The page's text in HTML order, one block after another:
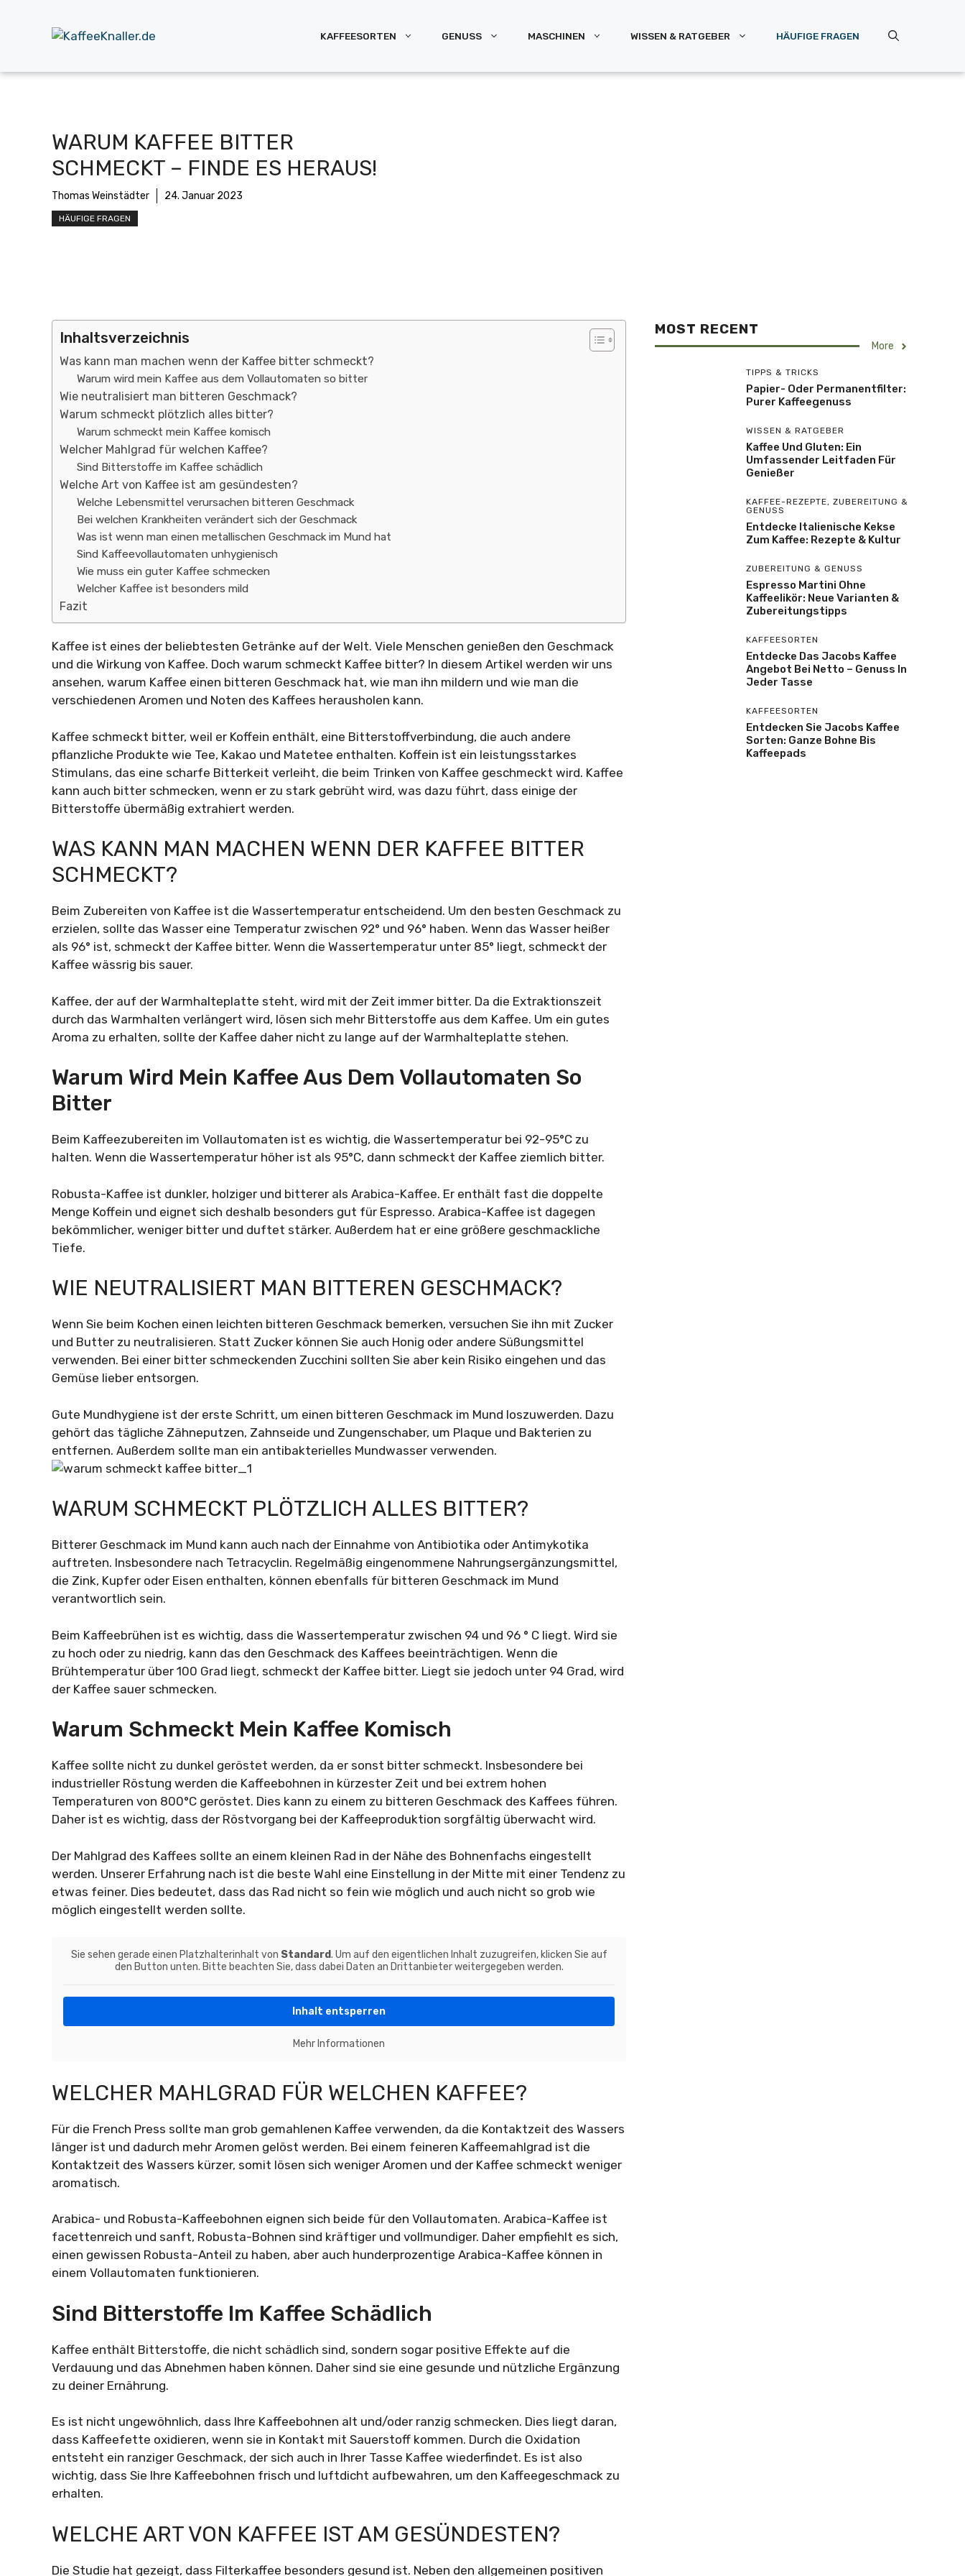
KAFFEESORTEN GENUSS MASCHINEN WISSEN & RATGEBER HÄUFIGE FRAGEN
WARUM KAFFEE BITTER
SCHMECKT – FINDE ES HERAUS!
Thomas Weinstädter 24. Januar 2023
HÄUFIGE FRAGEN
Inhaltsverzeichnis
Was kann man machen wenn der Kaffee bitter schmeckt?
Warum wird mein Kaffee aus dem Vollautomaten so bitter
Wie neutralisiert man bitteren Geschmack?
Warum schmeckt plötzlich alles bitter?
Warum schmeckt mein Kaffee komisch
Welcher Mahlgrad für welchen Kaffee?
Sind Bitterstoffe im Kaffee schädlich
Welche Art von Kaffee ist am gesündesten?
Welche Lebensmittel verursachen bitteren Geschmack
Bei welchen Krankheiten verändert sich der Geschmack
Was ist wenn man einen metallischen Geschmack im Mund hat
Sind Kaffeevollautomaten unhygienisch
Wie muss ein guter Kaffee schmecken
Welcher Kaffee ist besonders mild
Fazit
Kaffee ist eines der beliebtesten Getränke auf der Welt. Viele Menschen genießen den Geschmack
und die Wirkung von Kaffee. Doch warum schmeckt Kaffee bitter? In diesem Artikel werden wir uns
ansehen, warum Kaffee einen bitteren Geschmack hat, wie man ihn mildern und wie man die
verschiedenen Aromen und Noten des Kaffees herausholen kann.
Kaffee schmeckt bitter, weil er Koffein enthält, eine Bitterstoffverbindung, die auch andere
pflanzliche Produkte wie Tee, Kakao und Matetee enthalten. Koffein ist ein leistungsstarkes
Stimulans, das eine scharfe Bitterkeit verleiht, die beim Trinken von Kaffee geschmeckt wird. Kaffee
kann auch bitter schmecken, wenn er zu stark gebrüht wird, was dazu führt, dass einige der
Bitterstoffe übermäßig extrahiert werden.
WAS KANN MAN MACHEN WENN DER KAFFEE BITTER
SCHMECKT?
Beim Zubereiten von Kaffee ist die Wassertemperatur entscheidend. Um den besten Geschmack zu
erzielen, sollte das Wasser eine Temperatur zwischen 92° und 96° haben. Wenn das Wasser heißer
als 96° ist, schmeckt der Kaffee bitter. Wenn die Wassertemperatur unter 85° liegt, schmeckt der
Kaffee wässrig bis sauer.
Kaffee, der auf der Warmhalteplatte steht, wird mit der Zeit immer bitter. Da die Extraktionszeit
durch das Warmhalten verlängert wird, lösen sich mehr Bitterstoffe aus dem Kaffee. Um ein gutes
Aroma zu erhalten, sollte der Kaffee daher nicht zu lange auf der Warmhalteplatte stehen.
Warum Wird Mein Kaffee Aus Dem Vollautomaten So
Bitter
Beim Kaffeezubereiten im Vollautomaten ist es wichtig, die Wassertemperatur bei 92-95°C zu
halten. Wenn die Wassertemperatur höher ist als 95°C, dann schmeckt der Kaffee ziemlich bitter.
Robusta-Kaffee ist dunkler, holziger und bitterer als Arabica-Kaffee. Er enthält fast die doppelte
Menge Koffein und eignet sich deshalb besonders gut für Espresso. Arabica-Kaffee ist dagegen
bekömmlicher, weniger bitter und duftet stärker. Außerdem hat er eine größere geschmackliche
Tiefe.
WIE NEUTRALISIERT MAN BITTEREN GESCHMACK?
Wenn Sie beim Kochen einen leichten bitteren Geschmack bemerken, versuchen Sie ihn mit Zucker
und Butter zu neutralisieren. Statt Zucker können Sie auch Honig oder andere Süßungsmittel
verwenden. Bei einer bitter schmeckenden Zucchini sollten Sie aber kein Risiko eingehen und das
Gemüse lieber entsorgen.
Gute Mundhygiene ist der erste Schritt, um einen bitteren Geschmack im Mund loszuwerden. Dazu
gehört das tägliche Zähneputzen, Zahnseide und Zungenschaber, um Plaque und Bakterien zu
entfernen. Außerdem sollte man ein antibakterielles Mundwasser verwenden.
WARUM SCHMECKT PLÖTZLICH ALLES BITTER?
Bitterer Geschmack im Mund kann auch nach der Einnahme von Antibiotika oder Antimykotika
auftreten. Insbesondere nach Tetracyclin. Regelmäßig eingenommene Nahrungsergänzungsmittel,
die Zink, Kupfer oder Eisen enthalten, können ebenfalls für bitteren Geschmack im Mund
verantwortlich sein.
Beim Kaffeebrühen ist es wichtig, dass die Wassertemperatur zwischen 94 und 96 ° C liegt. Wird sie
zu hoch oder zu niedrig, kann das den Geschmack des Kaffees beeinträchtigen. Wenn die
Brühtemperatur über 100 Grad liegt, schmeckt der Kaffee bitter. Liegt sie jedoch unter 94 Grad, wird
der Kaffee sauer schmecken.
Warum Schmeckt Mein Kaffee Komisch
Kaffee sollte nicht zu dunkel geröstet werden, da er sonst bitter schmeckt. Insbesondere bei
industrieller Röstung werden die Kaffeebohnen in kürzester Zeit und bei extrem hohen
Temperaturen von 800°C geröstet. Dies kann zu einem zu bitteren Geschmack des Kaffees führen.
Daher ist es wichtig, dass der Röstvorgang bei der Kaffeeproduktion sorgfältig überwacht wird.
Der Mahlgrad des Kaffees sollte an einem kleinen Rad in der Nähe des Bohnenfachs eingestellt
werden. Unserer Erfahrung nach ist die beste Wahl eine Einstellung in der Mitte mit einer Tendenz zu
etwas feiner. Dies bedeutet, dass das Rad nicht so fein wie möglich und auch nicht so grob wie
möglich eingestellt werden sollte.
Sie sehen gerade einen Platzhalterinhalt von Standard. Um auf den eigentlichen Inhalt zuzugreifen, klicken Sie auf
den Button unten. Bitte beachten Sie, dass dabei Daten an Drittanbieter weitergegeben werden.
Inhalt entsperren
Mehr Informationen
WELCHER MAHLGRAD FÜR WELCHEN KAFFEE?
Für die French Press sollte man grob gemahlenen Kaffee verwenden, da die Kontaktzeit des Wassers
länger ist und dadurch mehr Aromen gelöst werden. Bei einem feineren Kaffeemahlgrad ist die
Kontaktzeit des Wassers kürzer, somit lösen sich weniger Aromen und der Kaffee schmeckt weniger
aromatisch.
Arabica- und Robusta-Kaffeebohnen eignen sich beide für den Vollautomaten. Arabica-Kaffee ist
facettenreich und sanft, Robusta-Bohnen sind kräftiger und vollmundiger. Daher empfiehlt es sich,
einen gewissen Robusta-Anteil zu haben, aber auch hunderprozentige Arabica-Kaffee können in
einem Vollautomaten funktionieren.
Sind Bitterstoffe Im Kaffee Schädlich
Kaffee enthält Bitterstoffe, die nicht schädlich sind, sondern sogar positive Effekte auf die
Verdauung und das Abnehmen haben können. Daher sind sie eine gesunde und nützliche Ergänzung
zu deiner Ernährung.
Es ist nicht ungewöhnlich, dass Ihre Kaffeebohnen alt und/oder ranzig schmecken. Dies liegt daran,
dass Kaffeefette oxidieren, wenn sie in Kontakt mit Sauerstoff kommen. Durch die Oxidation
entsteht ein ranziger Geschmack, der sich auch in Ihrer Tasse Kaffee wiederfindet. Es ist also
wichtig, dass Sie Ihre Kaffeebohnen frisch und luftdicht aufbewahren, um den Kaffeegeschmack zu
erhalten.
WELCHE ART VON KAFFEE IST AM GESÜNDESTEN?
Die Studie hat gezeigt, dass Filterkaffee besonders gesund ist. Neben den allgemeinen positiven
MOST RECENT
More
TIPPS & TRICKS
Papier- Oder Permanentfilter:
Purer Kaffeegenuss
WISSEN & RATGEBER
Kaffee Und Gluten: Ein
Umfassender Leitfaden Für
Genießer
KAFFEE-REZEPTE, ZUBEREITUNG &
GENUSS
Entdecke Italienische Kekse
Zum Kaffee: Rezepte & Kultur
ZUBEREITUNG & GENUSS
Espresso Martini Ohne
Kaffeelikör: Neue Varianten &
Zubereitungstipps
KAFFEESORTEN
Entdecke Das Jacobs Kaffee
Angebot Bei Netto – Genuss In
Jeder Tasse
KAFFEESORTEN
Entdecken Sie Jacobs Kaffee
Sorten: Ganze Bohne Bis
Kaffeepads